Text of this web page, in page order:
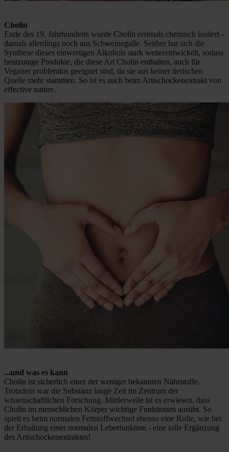
Cholin
Ende des 19. Jahrhunderts wurde Cholin erstmals chemisch isoliert -
damals allerdings noch aus Schweinegalle. Seither hat sich die
Synthese dieses einwertigen Alkohols stark weiterentwickelt, sodass
heutzutage Produkte, die diese Art Cholin enthalten, auch für
Veganer problemlos geeignet sind, da sie aus keiner tierischen
Quelle mehr stammen. So ist es auch beim Artischockenextrakt von
effective nature.
...und was es kann
Cholin ist sicherlich einer der weniger bekannten Nährstoffe.
Trotzdem war die Substanz lange Zeit im Zentrum der
wissenschaftlichen Forschung. Mittlerweile ist es erwiesen, dass
Cholin im menschlichen Körper wichtige Funktionen ausübt. So
spielt es beim normalen Fettstoffwechsel ebenso eine Rolle, wie bei
der Erhaltung einer normalen Leberfunktion - eine tolle Ergänzung
des Artischockenextraktes!